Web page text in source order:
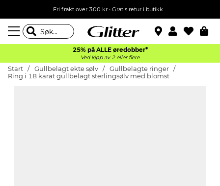
Fri frakt over 300 kr • Gratis retur i butikk
25% på ALLE øredobber*
Ved kjøp av 2 eller flere
Start Gullbelagt ekte sølv
Gullbelagte ringer
Ring i 18 karat gullbelagt sterlingsølv med blomst